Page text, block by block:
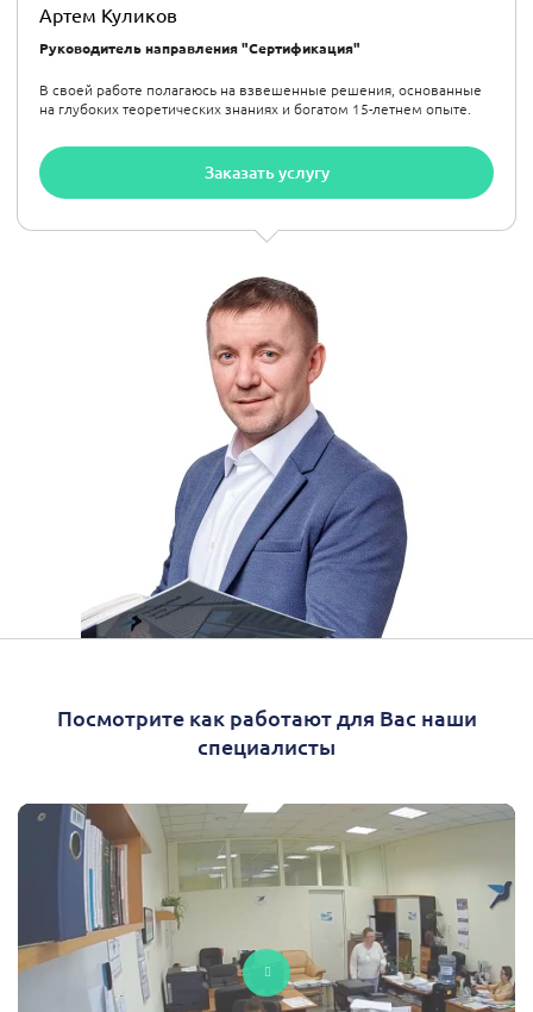
Артем Куликов
Руководитель направления "Сертификация"
В своей работе полагаюсь на взвешенные решения, основанные
на глубоких теоретических знаниях и богатом 15-летнем опыте.
Заказать услугу
Посмотрите как работают для Вас наши
специалисты